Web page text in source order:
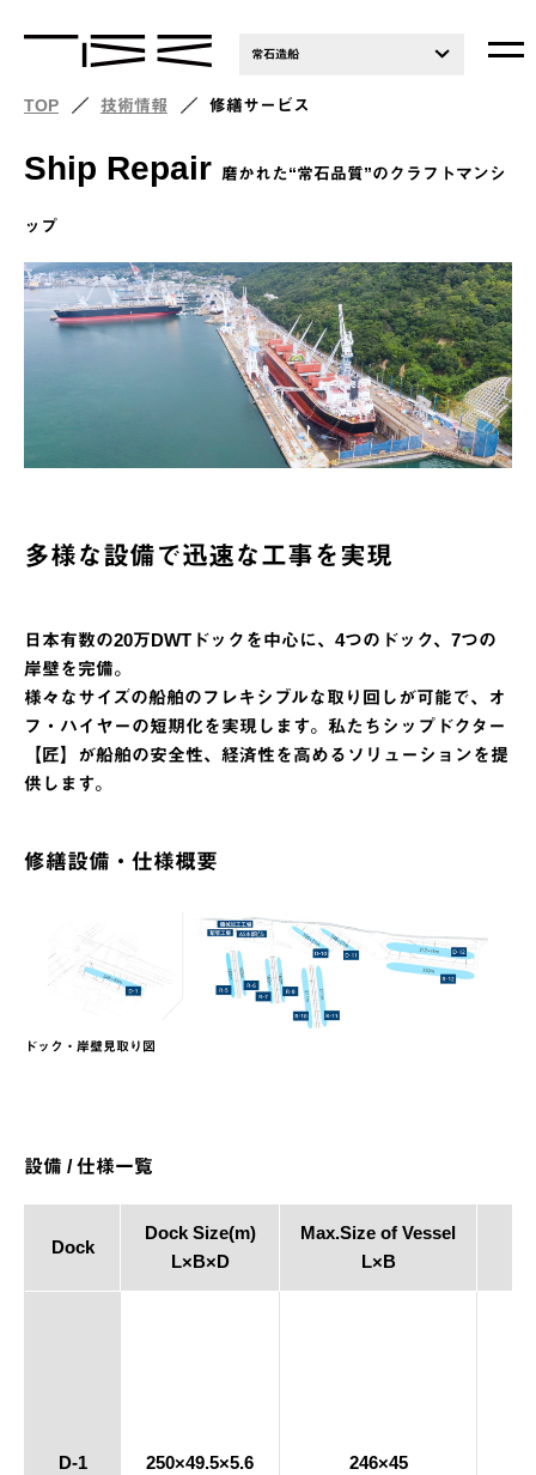
常石造船
TOP 技術情報 修繕サービス
Ship Repair 磨かれた“常石品質”のクラフトマンシ
ップ
多様な設備で迅速な工事を実現
日本有数の20万DWTドックを中心に、4つのドック、7つの
岸壁を完備。
様々なサイズの船舶のフレキシブルな取り回しが可能で、オ
フ・ハイヤーの短期化を実現します。私たちシップドクター
【匠】が船舶の安全性、経済性を高めるソリューションを提
供します。
修繕設備・仕様概要
ドック・岸壁見取り図
設備 / 仕様一覧
Dock
Dock Size(m)
L×B×D
Max.Size of Vessel
L×B
D-1 250×49.5×5.6 246×45